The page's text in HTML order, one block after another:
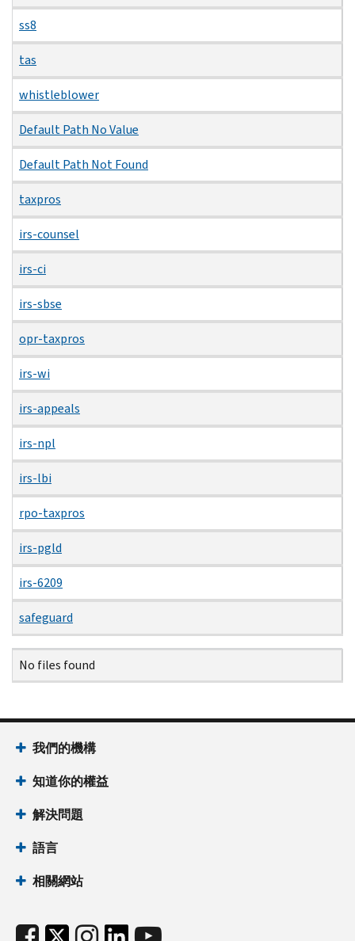
ss8
tas
whistleblower
Default Path No Value
Default Path Not Found
taxpros
irs-counsel
irs-ci
irs-sbse
opr-taxpros
irs-wi
irs-appeals
irs-npl
irs-lbi
rpo-taxpros
irs-pgld
irs-6209
safeguard
Name
Date
Size
Description
No files found
我們的機構
知道你的權益
解決問題
語言
相關網站